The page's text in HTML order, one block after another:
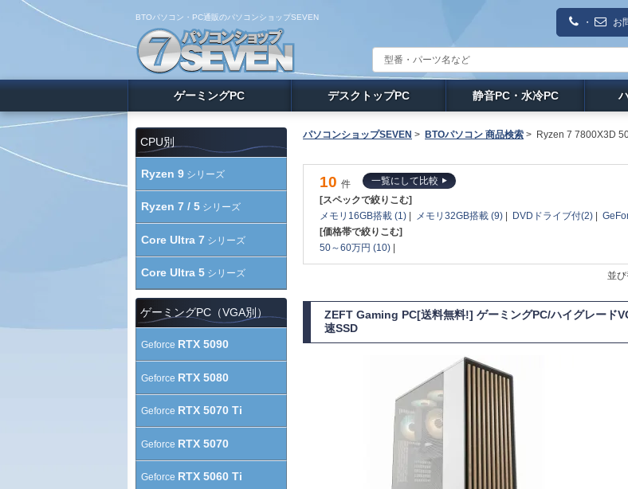
BTOパソコン・PC通販のパソコンショップSEVEN ・ お
ゲーミングPC デスクトップPC 静音PC・水冷PC
パソコンショップSEVEN > BTOパソコン 商品検索 > Ryzen 7 7800X3D
10 件
一覧にして比較
[スペックで絞りこむ]
メモリ16GB搭載 (1) | メモリ32GB搭載 (9) | DVDドライブ付(2) |
[価格帯で絞りこむ]
50～60万円 (10) |
並び
ZEFT Gaming PC[送料無料!] ゲーミングPC/ハイグレード
速SSD
CPU別
Ryzen 9 シリーズ
Ryzen 7 / 5 シリーズ
Core Ultra 7 シリーズ
Core Ultra 5 シリーズ
ゲーミングPC（VGA別）
Geforce RTX 5090
Geforce RTX 5080
Geforce RTX 5070 Ti
Geforce RTX 5070
Geforce RTX 5060 Ti